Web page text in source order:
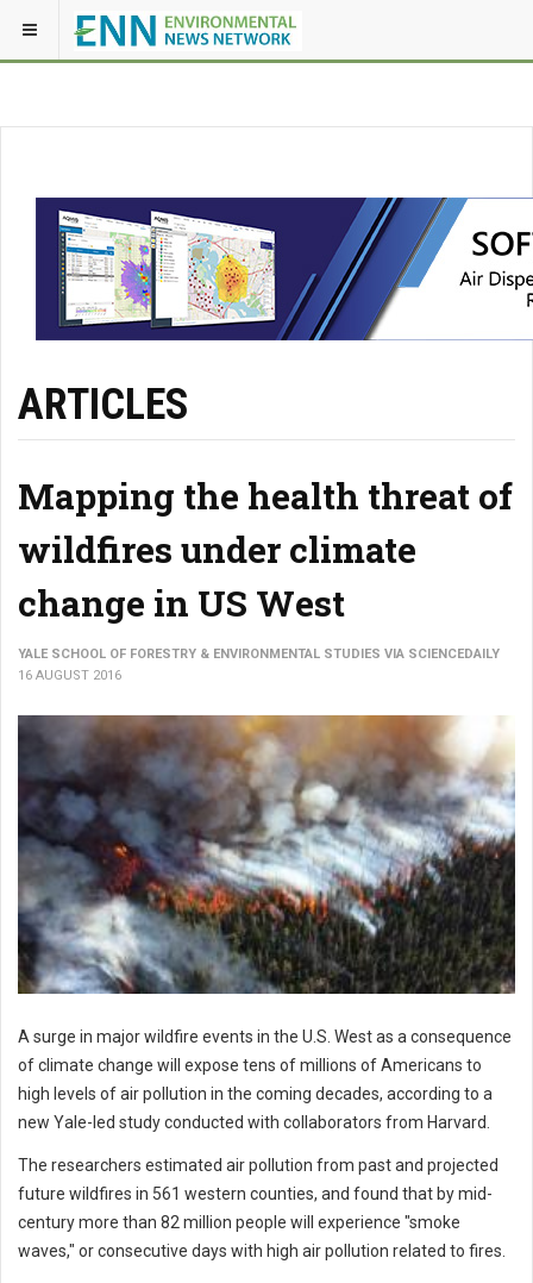
ARTICLES
Mapping the health threat of
wildfires under climate
change in US West
YALE SCHOOL OF FORESTRY & ENVIRONMENTAL STUDIES VIA SCIENCEDAILY
16 AUGUST 2016
A surge in major wildfire events in the U.S. West as a consequence
of climate change will expose tens of millions of Americans to
high levels of air pollution in the coming decades, according to a
new Yale-led study conducted with collaborators from Harvard.
The researchers estimated air pollution from past and projected
future wildfires in 561 western counties, and found that by mid-
century more than 82 million people will experience "smoke
waves," or consecutive days with high air pollution related to fires.